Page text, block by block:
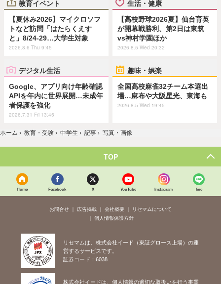
教育イベント
【夏休み2026】マイクロソフ
トなど訪問「はたらくえす
と」8/24-29…大学生対象
2026.8.6 Thu 9:45
生活・健康
【高校野球2026夏】仙台育英
が開幕戦勝利、第2日は東筑
vs神村学園ほか
2026.8.5 Wed 20:32
デジタル生活
Google、アプリ向け年齢確認
APIを年内に世界展開…未成年
者保護を強化
2026.7.31 Fri 13:45
趣味・娯楽
全国高校麻雀32チーム本選出
場…麻布や大阪星光、東海も
2026.8.5 Wed 19:45
ホーム › 教育・受験 › 中学生 › 記事 › 写真・画像
TOP
Home Facebook X YouTube Instagram line
お問合せ 広告掲載 会社概要
リセマムについて
個人情報保護方針
リセマムは、株式会社イード（東証グロース上場）の運
営するサービスです。
証券コード：6038
株式会社イードは、個人情報の適切な取扱いを行う事業